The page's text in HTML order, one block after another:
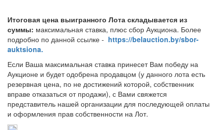
Итоговая цена выигранного Лота складывается из
суммы: максимальная ставка, плюс сбор Аукциона. Более
подробно по данной ссылке - https://belauction.by/sbor-
auktsiona.
Если Ваша максимальная ставка принесет Вам победу на
Аукционе и будет одобрена продавцом (у данного лота есть
резервная цена, по не достижений которой, собственник
вправе отказаться от продажи), с Вами свяжется
представитель нашей организации для последующей оплаты
и оформления прав собственности на Лот.